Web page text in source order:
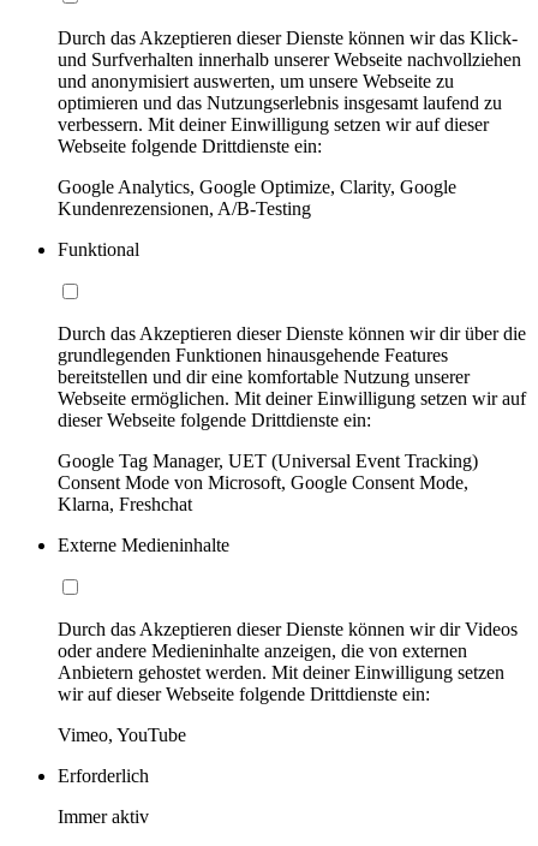
Durch das Akzeptieren dieser Dienste können wir das Klick-
und Surfverhalten innerhalb unserer Webseite nachvollziehen
und anonymisiert auswerten, um unsere Webseite zu
optimieren und das Nutzungserlebnis insgesamt laufend zu
verbessern. Mit deiner Einwilligung setzen wir auf dieser
Webseite folgende Drittdienste ein:
Google Analytics, Google Optimize, Clarity, Google
Kundenrezensionen, A/B-Testing
Funktional
Durch das Akzeptieren dieser Dienste können wir dir über die
grundlegenden Funktionen hinausgehende Features
bereitstellen und dir eine komfortable Nutzung unserer
Webseite ermöglichen. Mit deiner Einwilligung setzen wir auf
dieser Webseite folgende Drittdienste ein:
Google Tag Manager, UET (Universal Event Tracking)
Consent Mode von Microsoft, Google Consent Mode,
Klarna, Freshchat
Externe Medieninhalte
Durch das Akzeptieren dieser Dienste können wir dir Videos
oder andere Medieninhalte anzeigen, die von externen
Anbietern gehostet werden. Mit deiner Einwilligung setzen
wir auf dieser Webseite folgende Drittdienste ein:
Vimeo, YouTube
Erforderlich
Immer aktiv